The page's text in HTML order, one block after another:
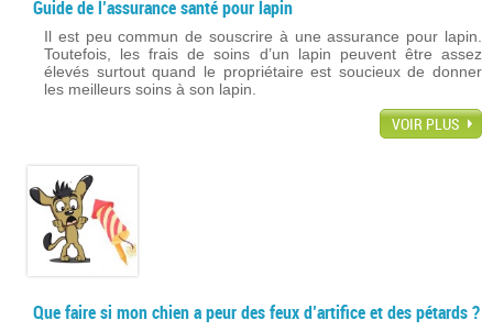
Guide de l’assurance santé pour lapin
Il est peu commun de souscrire à une assurance pour lapin.
Toutefois, les frais de soins d’un lapin peuvent être assez
élevés surtout quand le propriétaire est soucieux de donner
les meilleurs soins à son lapin.
VOIR PLUS
Que faire si mon chien a peur des feux d’artifice et des pétards ?